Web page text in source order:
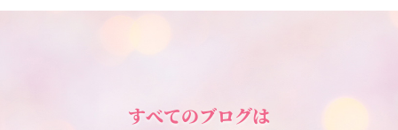
すべてのブログは